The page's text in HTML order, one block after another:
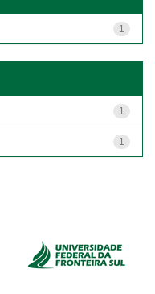
1
1
1